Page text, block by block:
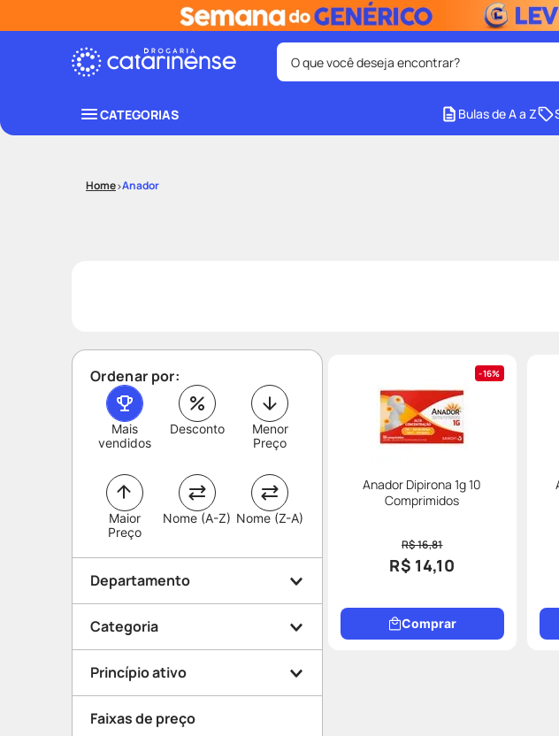
O que você deseja encontrar?
CATEGORIAS Bulas de A a Z
Anador
Ordenar por:
Mais
vendidos
Desconto
Maior
Preço
Menor
Preço
Nome (A-Z) Nome (Z-A)
Departamento
Medicamentos
Categoria
Dor e Febre
Princípio ativo
Faixas de preço
16%
Anador Dipirona 1g 10
Comprimidos
R$ 16,81
R$ 14,10
Comprar